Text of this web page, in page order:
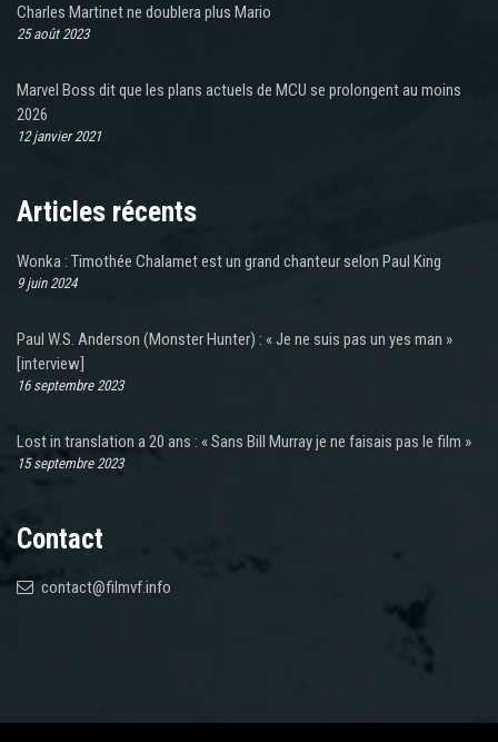
Charles Martinet ne doublera plus Mario
25 août 2023
Marvel Boss dit que les plans actuels de MCU se prolongent au moins
2026
12 janvier 2021
Articles récents
Wonka : Timothée Chalamet est un grand chanteur selon Paul King
9 juin 2024
Paul W.S. Anderson (Monster Hunter) : « Je ne suis pas un yes man »
[interview]
16 septembre 2023
Lost in translation a 20 ans : « Sans Bill Murray je ne faisais pas le film »
15 septembre 2023
Contact
contact@filmvf.info